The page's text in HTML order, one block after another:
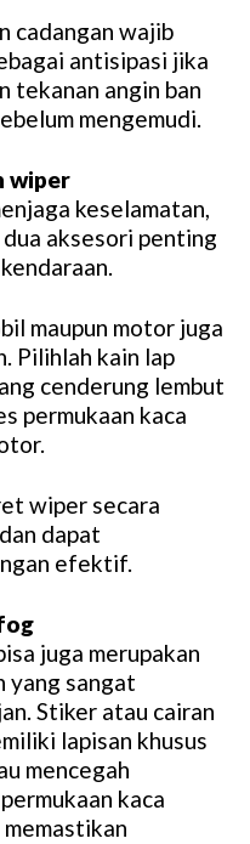
cadangan wajib
antisipasi jika
tekanan angin ban
mengemudi.
wiper
keselamatan,
aksesori penting
maupun motor juga
Pilihlah kain lap
cenderung lembut
permukaan kaca
wiper secara
dapat
efektif.
juga merupakan
yang sangat
Stiker atau cairan
lapisan khusus
mencegah
kaca